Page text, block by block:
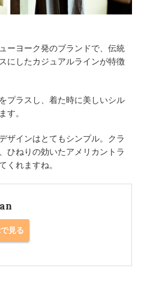
ーヨーク発のブランドで、伝統
にしたカジュアルラインが特徴
プラスし、着た時に美しいシル
す。
ザインはとてもシンプル。クラ
ひねりの効いたアメリカントラ
くれますね。
見る